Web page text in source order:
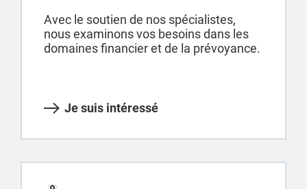
Avec le soutien de nos spécialistes,
nous examinons vos besoins dans les
domaines financier et de la prévoyance.
Je suis intéressé